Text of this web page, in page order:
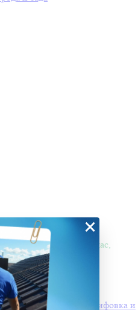
Покупайте - сейчас,
тиснение (на трубу)
Line 160х22мм шлифовка и
×